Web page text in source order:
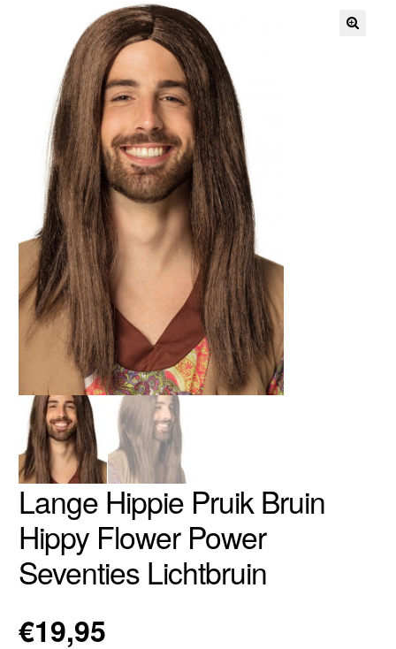
Lange Hippie Pruik Bruin
Hippy Flower Power
Seventies Lichtbruin
€19,95